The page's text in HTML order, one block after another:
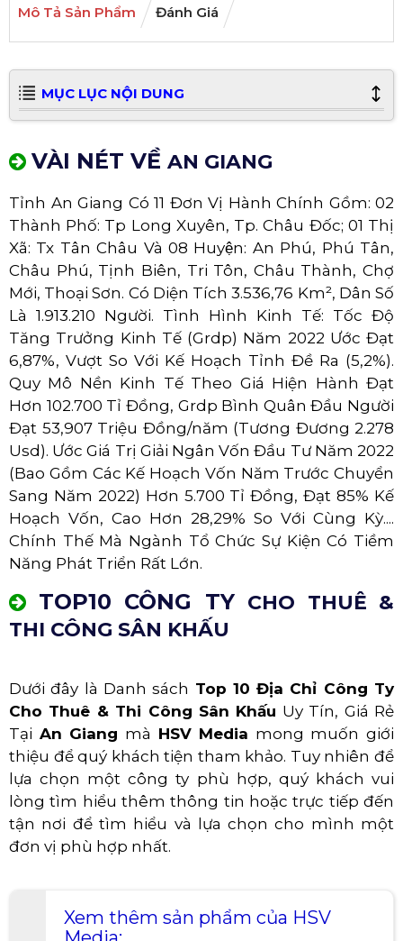
Mô Tả Sản Phẩm Đánh Giá
MỤC LỤC NỘI DUNG
VÀI NÉT VỀ AN GIANG
Tỉnh An Giang Có 11 Đơn Vị Hành Chính Gồm: 02
Thành Phố: Tp Long Xuyên, Tp. Châu Đốc; 01 Thị
Xã: Tx Tân Châu Và 08 Huyện: An Phú, Phú Tân,
Châu Phú, Tịnh Biên, Tri Tôn, Châu Thành, Chợ
Mới, Thoại Sơn. Có Diện Tích 3.536,76 Km², Dân Số
Là 1.913.210 Người. Tình Hình Kinh Tế: Tốc Độ
Tăng Trưởng Kinh Tế (Grdp) Năm 2022 Ước Đạt
6,87%, Vượt So Với Kế Hoạch Tỉnh Đề Ra (5,2%).
Quy Mô Nền Kinh Tế Theo Giá Hiện Hành Đạt
Hơn 102.700 Tỉ Đồng, Grdp Bình Quân Đầu Người
Đạt 53,907 Triệu Đồng/năm (Tương Đương 2.278
Usd). Ước Giá Trị Giải Ngân Vốn Đầu Tư Năm 2022
(Bao Gồm Các Kế Hoạch Vốn Năm Trước Chuyển
Sang Năm 2022) Hơn 5.700 Tỉ Đồng, Đạt 85% Kế
Hoạch Vốn, Cao Hơn 28,29% So Với Cùng Kỳ....
Chính Thế Mà Ngành Tổ Chức Sự Kiện Có Tiềm
Năng Phát Triển Rất Lớn.
TOP10 CÔNG TY CHO THUÊ &
THI CÔNG SÂN KHẤU
Dưới đây là Danh sách Top 10 Địa Chỉ Công Ty
Cho Thuê & Thi Công Sân Khấu Uy Tín, Giá Rẻ
Tại An Giang mà HSV Media mong muốn giới
thiệu để quý khách tiện tham khảo. Tuy nhiên để
lựa chọn một công ty phù hợp, quý khách vui
lòng tìm hiểu thêm thông tin hoặc trực tiếp đến
tận nơi để tìm hiểu và lựa chọn cho mình một
đơn vị phù hợp nhất.
Xem thêm sản phẩm của HSV